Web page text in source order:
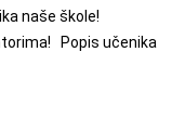
naše škole!
Popis učenika